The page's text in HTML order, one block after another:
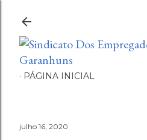
PÁGINA INICIAL
julho 16, 2020